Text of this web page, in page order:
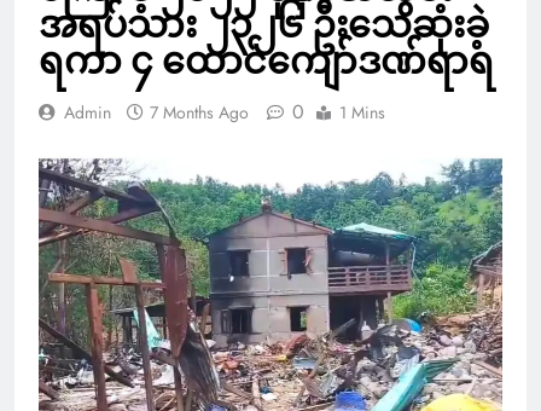
အရပ်သား ၂၃၂၆ ဦးသေဆုံးခဲ့
ရကာ ၄ ထောင်ကျော်ဒဏ်ရာရ
Admin 7 Months Ago 0 1 Mins